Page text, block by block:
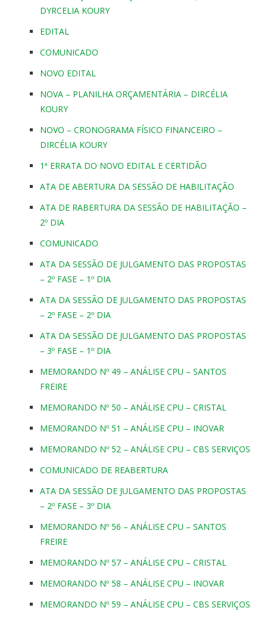
DYRCELIA KOURY
EDITAL
COMUNICADO
NOVO EDITAL
NOVA – PLANILHA ORÇAMENTÁRIA – DIRCÉLIA
KOURY
NOVO – CRONOGRAMA FÍSICO FINANCEIRO –
DIRCÉLIA KOURY
1ª ERRATA DO NOVO EDITAL E CERTIDÃO
ATA DE ABERTURA DA SESSÃO DE HABILITAÇÃO
ATA DE RABERTURA DA SESSÃO DE HABILITAÇÃO –
2º DIA
COMUNICADO
ATA DA SESSÃO DE JULGAMENTO DAS PROPOSTAS
– 2º FASE – 1º DIA
ATA DA SESSÃO DE JULGAMENTO DAS PROPOSTAS
– 2º FASE – 2º DIA
ATA DA SESSÃO DE JULGAMENTO DAS PROPOSTAS
– 3º FASE – 1º DIA
MEMORANDO Nº 49 – ANÁLISE CPU – SANTOS
FREIRE
MEMORANDO Nº 50 – ANÁLISE CPU – CRISTAL
MEMORANDO Nº 51 – ANÁLISE CPU – INOVAR
MEMORANDO Nº 52 – ANÁLISE CPU – CBS SERVIÇOS
COMUNICADO DE REABERTURA
ATA DA SESSÃO DE JULGAMENTO DAS PROPOSTAS
– 2º FASE – 3º DIA
MEMORANDO Nº 56 – ANÁLISE CPU – SANTOS
FREIRE
MEMORANDO Nº 57 – ANÁLISE CPU – CRISTAL
MEMORANDO Nº 58 – ANÁLISE CPU – INOVAR
MEMORANDO Nº 59 – ANÁLISE CPU – CBS SERVIÇOS